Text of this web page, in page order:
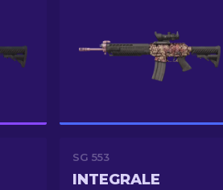
SG 553
INTEGRALE